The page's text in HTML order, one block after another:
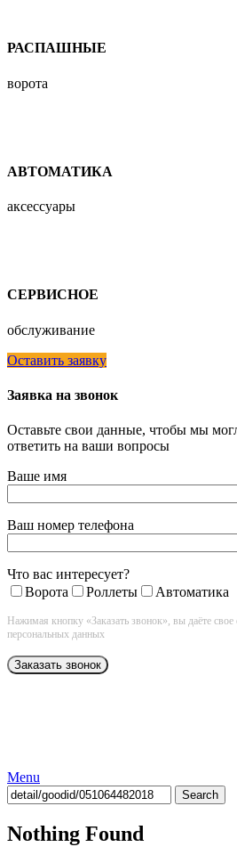
РАСПАШНЫЕ
ворота
АВТОМАТИКА
аксессуары
СЕРВИСНОЕ
обслуживание
Оставить заявку
Заявка на звонок
Оставьте свои данные, чтобы мы
ответить на ваши вопросы
Ваше имя
Ваш номер телефона
Что вас интересует?
Ворота
Роллеты Автоматика
Нажимая кнопку «Заказать звонок», вы даёте свое
персональных данных
Menu
Search
Nothing Found